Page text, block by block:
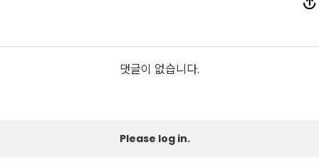
댓글이 없습니다.
Please log in.